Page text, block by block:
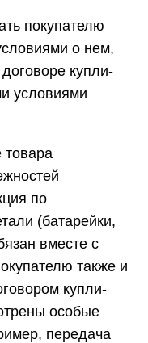
покупателю
о нем,
купли-
условиями
товара
по
(батарейки,
вместе с
также и
купли-
особые
передача